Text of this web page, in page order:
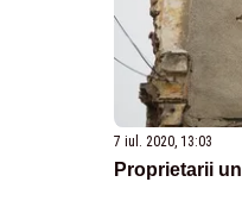
7 iul. 2020, 13:03
Proprietarii